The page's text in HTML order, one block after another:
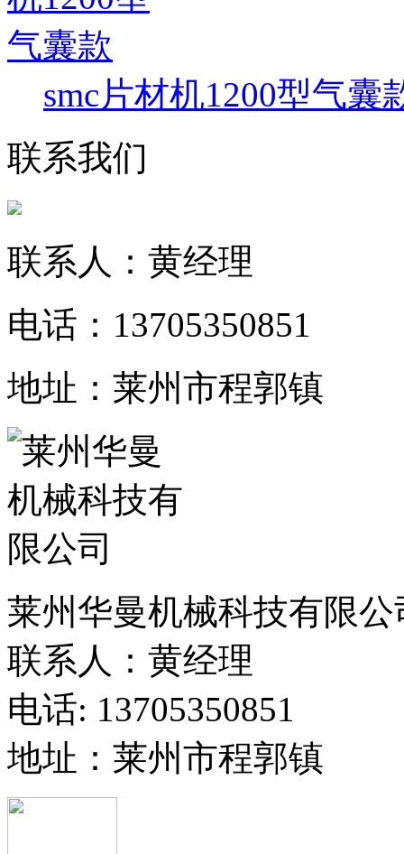
smc片材机1200型气囊
联系我们
联系人：黄经理
电话：13705350851
地址：莱州市程郭镇
莱州华曼机械科技有限
联系人：黄经理
电话: 13705350851
地址：莱州市程郭镇